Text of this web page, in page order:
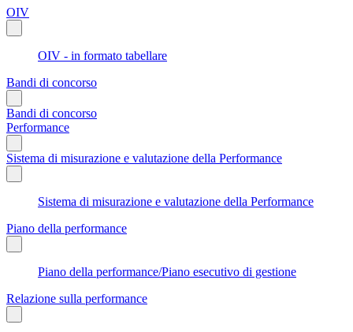
OIV
OIV - in formato tabellare
Bandi di concorso
Bandi di concorso
Performance
Sistema di misurazione e valutazione della Performance
Sistema di misurazione e valutazione della Performance
Piano della performance
Piano della performance/Piano esecutivo di gestione
Relazione sulla performance